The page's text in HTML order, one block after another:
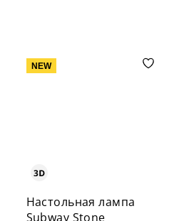
NEW
Настольная лампа
Subway Stone